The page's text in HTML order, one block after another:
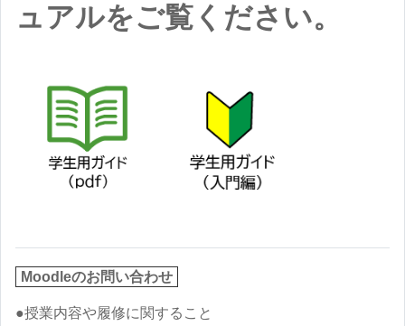
ュアルをご覧ください。
Moodleのお問い合わせ
●授業内容や履修に関すること